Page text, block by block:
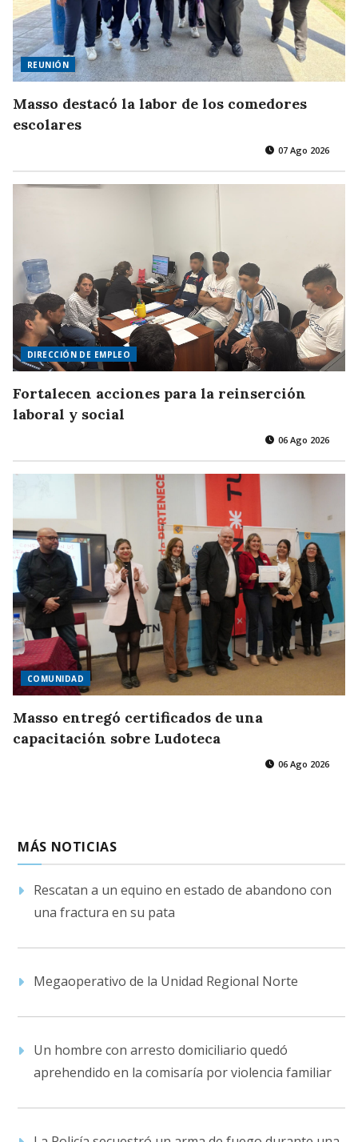
REUNIÓN
Masso destacó la labor de los comedores
escolares
07 Ago 2026
DIRECCIÓN DE EMPLEO
Fortalecen acciones para la reinserción
laboral y social
06 Ago 2026
COMUNIDAD
Masso entregó certificados de una
capacitación sobre Ludoteca
06 Ago 2026
MÁS NOTICIAS
Rescatan a un equino en estado de abandono con
una fractura en su pata
Megaoperativo de la Unidad Regional Norte
Un hombre con arresto domiciliario quedó
aprehendido en la comisaría por violencia familiar